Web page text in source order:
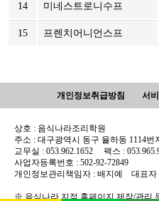
14 미네스트로니수프
15 프렌치어니언스프
개인정보취급방침 서
상호 : 음식나라조리학원
주소 : 대구광역시 동구 율하동 1114번
교무실 : 053.962.1652 팩스 :
사업자등록번호 : 502-92-72849
개인정보관리책임자 : 배지예 대표자
※ 음식나라 지점 홈페이지 제작/관리